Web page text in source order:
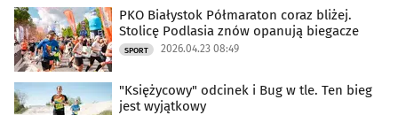
PKO Białystok Półmaraton coraz bliżej.
Stolicę Podlasia znów opanują biegacze
SPORT 2026.04.23 08:49
"Księżycowy" odcinek i Bug w tle. Ten bieg
jest wyjątkowy